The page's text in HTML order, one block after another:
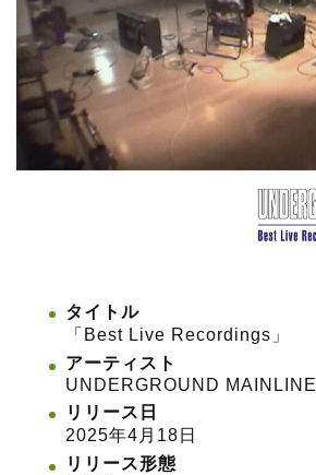
タイトル
「Best Live Recordings」
アーティスト
UNDERGROUND MAINLINE
リリース日
2025年4月18日
リリース形態